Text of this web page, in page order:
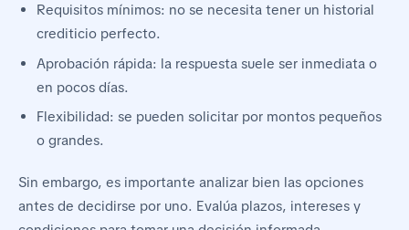
Requisitos mínimos: no se necesita tener un historial
crediticio perfecto.
Aprobación rápida: la respuesta suele ser inmediata o
en pocos días.
Flexibilidad: se pueden solicitar por montos pequeños
o grandes.
Sin embargo, es importante analizar bien las opciones
antes de decidirse por uno. Evalúa plazos, intereses y